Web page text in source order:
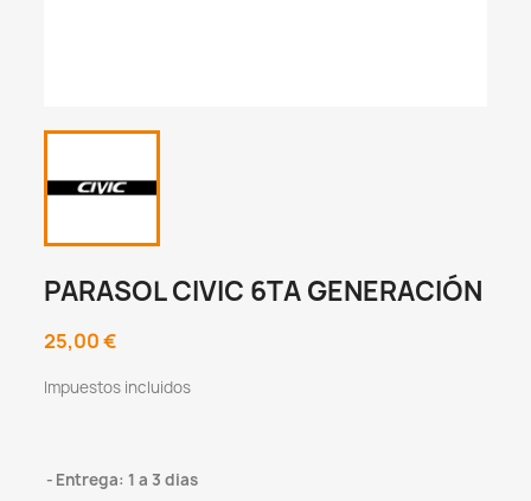
PARASOL CIVIC 6TA GENERACIÓN
25,00 €
Impuestos incluidos
Entrega: 1 a 3 dias